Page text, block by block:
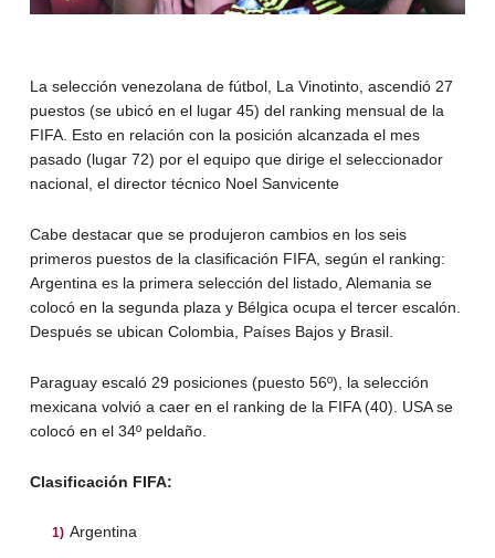
La selección venezolana de fútbol, La Vinotinto, ascendió 27
puestos (se ubicó en el lugar 45) del ranking mensual de la
FIFA. Esto en relación con la posición alcanzada el mes
pasado (lugar 72) por el equipo que dirige el seleccionador
nacional, el director técnico Noel Sanvicente
Cabe destacar que se produjeron cambios en los seis
primeros puestos de la clasificación FIFA, según el ranking:
Argentina es la primera selección del listado, Alemania se
colocó en la segunda plaza y Bélgica ocupa el tercer escalón.
Después se ubican Colombia, Países Bajos y Brasil.
Paraguay escaló 29 posiciones (puesto 56º), la selección
mexicana volvió a caer en el ranking de la FIFA (40). USA se
colocó en el 34º peldaño.
Clasificación FIFA:
Argentina